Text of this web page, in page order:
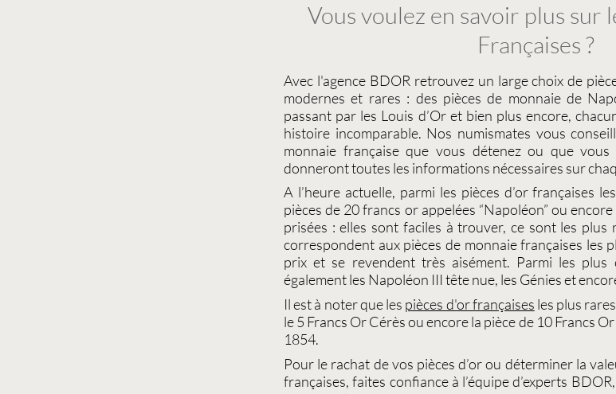
Vous voulez en savoir plus sur
Françaises ?
Avec l'agenceBDOR retrouvez un large choix de
modernes et rares : des pièces de monnaie de
passant par les Louis d’Oret bien plus encore,
histoire incomparable. Nos numismates vous
monnaie françaiseque vous détenez ou que vous
donneront toutes les informations nécessaires sur
A l’heure actuelle, parmi les pièces d’or françaises
pièces de 20 francs orappelées “Napoléon” ou encore
prisées : elles sont faciles à trouver, ce sont les plus
correspondent aux pièces de monnaie françaises les
prix et se revendent très aisément. Parmi les plus
également les Napoléon III tête nue, les Génieset
Il est à noter que les pièces d'or françaises les plus
le5 Francs Or Cérèsou encore la pièce de 10 Francs
1854.
Pour le rachat de vos pièces d’orou déterminer la
françaises, faites confiance à l’équipe d’experts